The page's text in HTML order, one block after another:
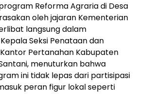
Reforma Agraria di Desa
oleh jajaran Kementerian
langsung dalam
Seksi Penataan dan
Pertanahan Kabupaten
menuturkan bahwa
ini tidak lepas dari partisipasi
peran figur lokal seperti